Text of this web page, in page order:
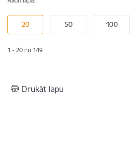
1 - 20 no 149
Drukāt lapu